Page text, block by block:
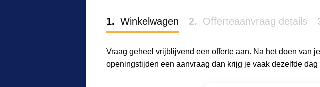
1 Winkelwagen 2 Offerteaanvraag details
Vraag geheel vrijblijvend een offerte aan. Na het doen van
openingstijden een aanvraag dan krijg je vaak dezelfde dag